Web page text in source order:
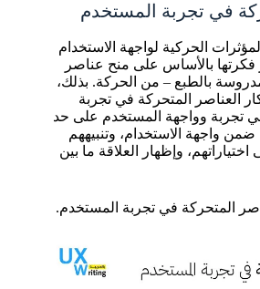
في تجربة المستخدم
الحركية لواجهة الاستخدام
بالأساس على منح عناصر
بالطبع – من الحركة. بذلك،
العناصر المتحركة في تجربة
تجربة وواجهة المستخدم على حد
واجهة الاستخدام، وتنبيههم
اختياراتهم، وإظهار العلاقة ما بين
المتحركة في تجربة المستخدم.